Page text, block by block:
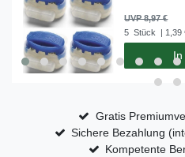
UVP 8,97 €
5 Stück |
Gratis
Sichere Bezahlung
Kompetente